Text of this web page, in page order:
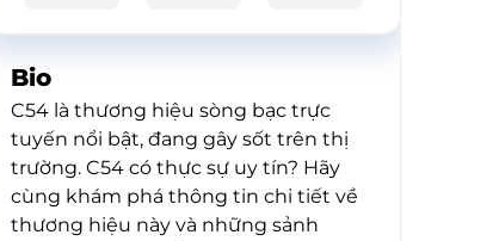
Bio
C54 là thương hiệu sòng bạc trực
tuyến nổi bật, đang gây sốt trên thị
trường. C54 có thực sự uy tín? Hãy
cùng khám phá thông tin chi tiết về
thương hiệu này và những sảnh